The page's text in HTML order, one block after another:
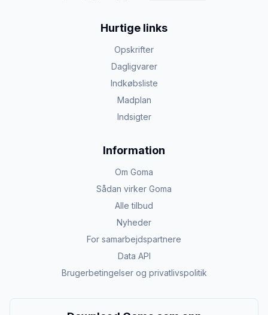
Hurtige links
Opskrifter
Dagligvarer
Indkøbsliste
Madplan
Indsigter
Information
Om Goma
Sådan virker Goma
Alle tilbud
Nyheder
For samarbejdspartnere
Data API
Brugerbetingelser og privatlivspolitik